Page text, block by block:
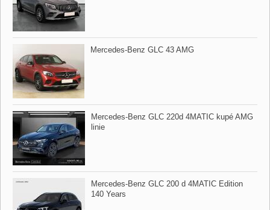
Mercedes​-Benz GLC 43 AMG
Mercedes​-Benz GLC 220d 4MATIC kupé AMG
linie
Mercedes​-Benz GLC 200 d 4MATIC Edition
140 Years